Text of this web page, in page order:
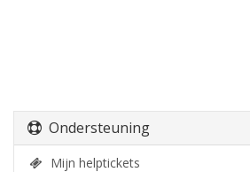
Ondersteuning
Mijn helptickets